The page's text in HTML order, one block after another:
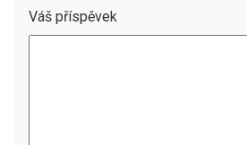
Váš příspěvek